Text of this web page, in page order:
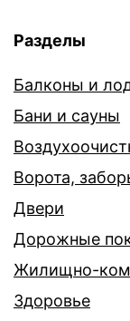
Разделы
Балконы и
Бани и сауны
Ворота,
Двери
Дорожные
Жилищно-
Здоровье